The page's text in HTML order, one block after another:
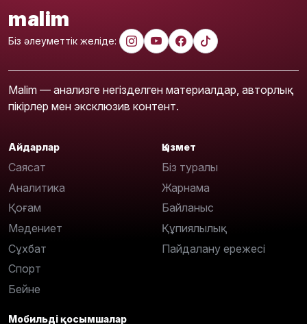
malim
Біз әлеуметтік желіде:
Malim — анализге негізделген материалдар, авторлық
пікірлер мен эксклюзив контент.
Айдарлар
Саясат
Аналитика
Қоғам
Мәдениет
Сұхбат
Спорт
Бейне
Қызмет
Біз туралы
Жарнама
Байланыс
Құпиялылық
Пайдалану ережесі
Мобильді қосымшалар